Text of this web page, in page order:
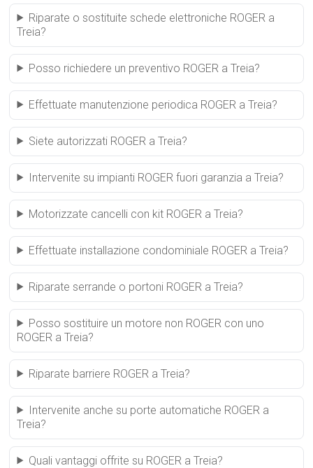
Riparate o sostituite schede elettroniche ROGER a
Treia?
Posso richiedere un preventivo ROGER a Treia?
Effettuate manutenzione periodica ROGER a Treia?
Siete autorizzati ROGER a Treia?
Intervenite su impianti ROGER fuori garanzia a Treia?
Motorizzate cancelli con kit ROGER a Treia?
Effettuate installazione condominiale ROGER a Treia?
Riparate serrande o portoni ROGER a Treia?
Posso sostituire un motore non ROGER con uno
ROGER a Treia?
Riparate barriere ROGER a Treia?
Intervenite anche su porte automatiche ROGER a
Treia?
Quali vantaggi offrite su ROGER a Treia?